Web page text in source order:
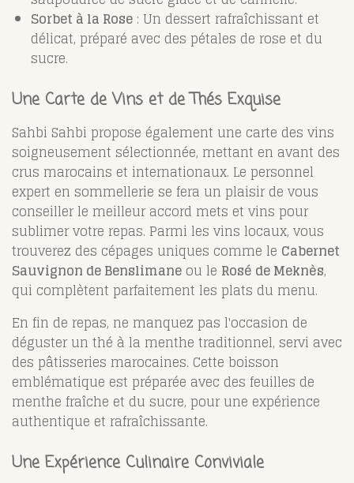
Sorbet à la Rose : Un dessert rafraîchissant et
délicat, préparé avec des pétales de rose et du
sucre.
Une Carte de Vins et de Thés Exquise
Sahbi Sahbi propose également une carte des vins
soigneusement sélectionnée, mettant en avant des
crus marocains et internationaux. Le personnel
expert en sommellerie se fera un plaisir de vous
conseiller le meilleur accord mets et vins pour
sublimer votre repas. Parmi les vins locaux, vous
trouverez des cépages uniques comme le Cabernet
Sauvignon de Benslimane ou le Rosé de Meknès,
qui complètent parfaitement les plats du menu.
En fin de repas, ne manquez pas l'occasion de
déguster un thé à la menthe traditionnel, servi avec
des pâtisseries marocaines. Cette boisson
emblématique est préparée avec des feuilles de
menthe fraîche et du sucre, pour une expérience
authentique et rafraîchissante.
Une Expérience Culinaire Conviviale